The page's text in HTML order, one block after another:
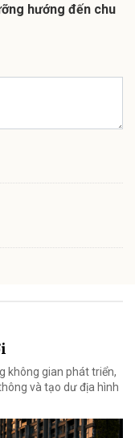
hướng đến chu
không gian phát triển,
và tạo dư địa hình